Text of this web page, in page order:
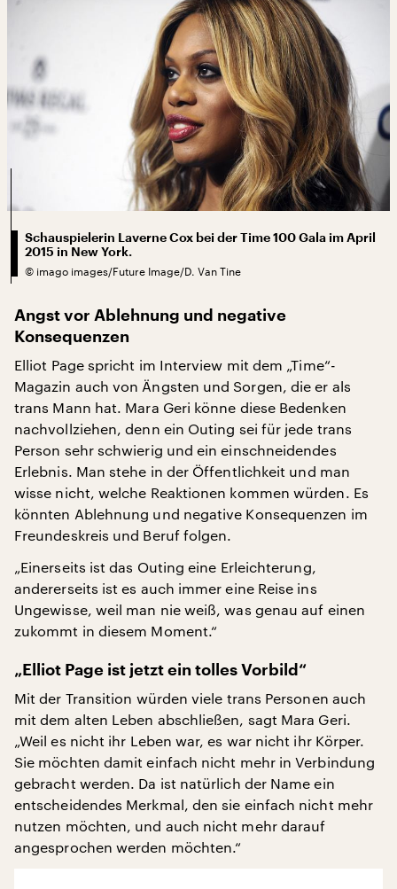
Schauspielerin Laverne Cox bei der Time 100 Gala im April
2015 in New York.
© imago images/Future Image/D. Van Tine
Angst vor Ablehnung und negative
Konsequenzen
Elliot Page spricht im Interview mit dem „Time“-
Magazin auch von Ängsten und Sorgen, die er als
trans Mann hat. Mara Geri könne diese Bedenken
nachvollziehen, denn ein Outing sei für jede trans
Person sehr schwierig und ein einschneidendes
Erlebnis. Man stehe in der Öffentlichkeit und man
wisse nicht, welche Reaktionen kommen würden. Es
könnten Ablehnung und negative Konsequenzen im
Freundeskreis und Beruf folgen.
„Einerseits ist das Outing eine Erleichterung,
andererseits ist es auch immer eine Reise ins
Ungewisse, weil man nie weiß, was genau auf einen
zukommt in diesem Moment.“
„Elliot Page ist jetzt ein tolles Vorbild“
Mit der Transition würden viele trans Personen auch
mit dem alten Leben abschließen, sagt Mara Geri.
„Weil es nicht ihr Leben war, es war nicht ihr Körper.
Sie möchten damit einfach nicht mehr in Verbindung
gebracht werden. Da ist natürlich der Name ein
entscheidendes Merkmal, den sie einfach nicht mehr
nutzen möchten, und auch nicht mehr darauf
angesprochen werden möchten.“